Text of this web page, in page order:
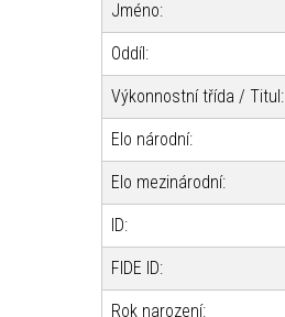
Jméno:
Oddíl:
Výkonnostní třída / Titul:
Elo národní:
Elo mezinárodní:
ID:
FIDE ID:
Rok narození: